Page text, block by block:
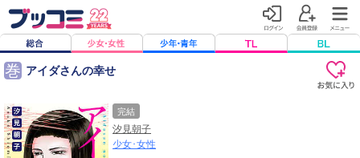
巻 アイダさんの幸せ
完結
汐見朝子
少女･女性